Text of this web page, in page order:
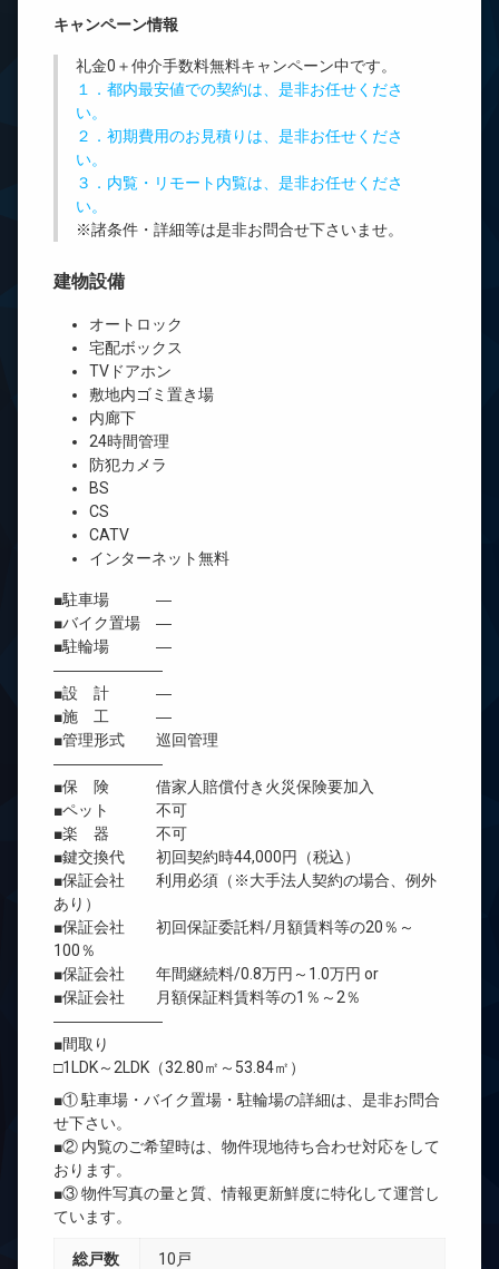
キャンペーン情報
礼金0 ＋仲介手数料無料キャンペーン中です。
１．都内最安値での契約は、是非お任せくださ
い。
２．初期費用のお見積りは、是非お任せくださ
い。
３．内覧・リモート内覧は、是非お任せくださ
い。
※諸条件・詳細等は是非お問合せ下さいませ。
建物設備
オートロック
宅配ボックス
TVドアホン
敷地内ゴミ置き場
内廊下
24時間管理
防犯カメラ
BS
CS
CATV
インターネット無料
■駐車場 ―
■バイク置場 ―
■駐輪場 ―
―――――――
■設 計 ―
■施 工 ―
■管理形式 巡回管理
―――――――
■保 険 借家人賠償付き火災保険要加入
■ペット 不可
■楽 器 不可
■鍵交換代 初回契約時44,000円（税込）
■保証会社 利用必須（※大手法人契約の場合、例外
あり）
■保証会社 初回保証委託料/月額賃料等の20％～
100％
■保証会社 年間継続料/0.8万円～1.0万円 or
■保証会社 月額保証料賃料等の1％～2％
―――――――
■間取り
□1LDK～2LDK（32.80㎡～53.84㎡）
■① 駐車場・バイク置場・駐輪場の詳細は、是非お問合
せ下さい。
■② 内覧のご希望時は、物件現地待ち合わせ対応をして
おります。
■③ 物件写真の量と質、情報更新鮮度に特化して運営し
ています。
総戸数 10戸